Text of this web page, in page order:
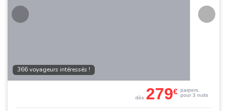
366 voyageurs intéressés !
dès 279€ parpers.
pour 3 nuits